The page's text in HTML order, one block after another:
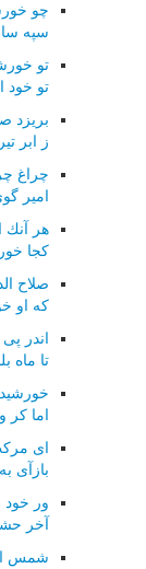
چو
سپه
تو
تو خود
بریزد
ز ابر
چراغ
امیر
هر آنك
كجا
صلاح
كه او
اندر
تا ماه
اما كر
ای
بازآی
ور خود
آخر
شمس